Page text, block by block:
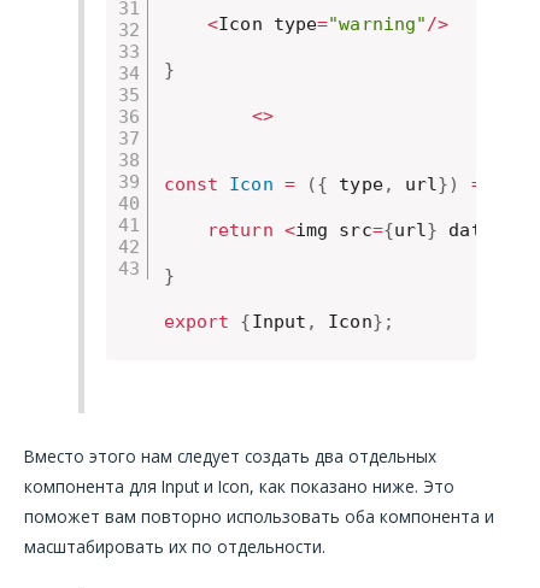
<Icon type="warning" />
}
<>
const Icon = ({ type, url }) =>
return <img src={url } data
}
export {Input , Icon} ;
Вместо этого нам следует создать два отдельных
компонента для Input и Icon, как показано ниже. Это
поможет вам повторно использовать оба компонента и
масштабировать их по отдельности.